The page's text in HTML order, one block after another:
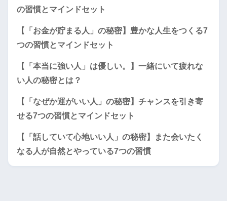
の習慣とマインドセット
【「お金が貯まる人」の秘密】豊かな人生をつくる7
つの習慣とマインドセット
【「本当に強い人」は優しい。】一緒にいて疲れな
い人の秘密とは？
【「なぜか運がいい人」の秘密】チャンスを引き寄
せる7つの習慣とマインドセット
【「話していて心地いい人」の秘密】また会いたく
なる人が自然とやっている7つの習慣